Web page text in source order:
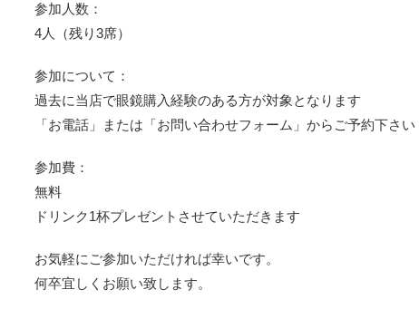
参加人数：
4人（残り3席）
参加について：
過去に当店で眼鏡購入経験のある方が対象となります
「お電話」または「お問い合わせフォーム」からご予約下さい
参加費：
無料
ドリンク1杯プレゼントさせていただきます
お気軽にご参加いただければ幸いです。
何卒宜しくお願い致します。